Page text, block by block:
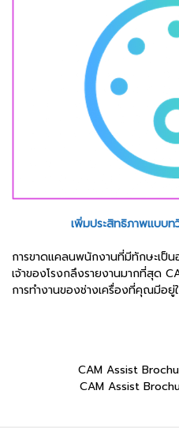
เพิ่มประสิทธิภาพแบบ
การขาดแคลนพนักงานที่มีทักษะเป็
เจ้าของโรงกลึงรายงานมากที่สุด
การทำงานของช่างเครื่องที่คุณมีอยู่
CAM Assist
CAM Assist